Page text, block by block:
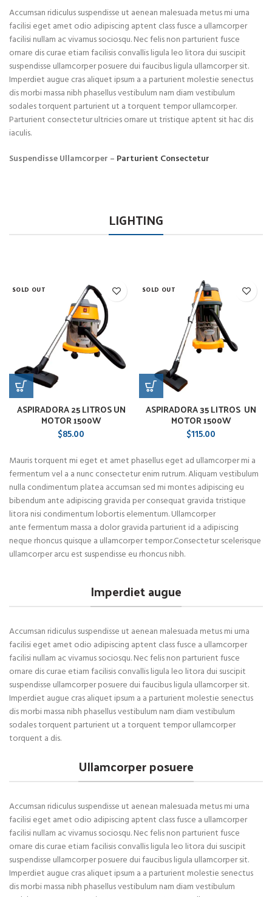
Accumsan ridiculus suspendisse ut aenean malesuada metus mi urna
facilisi eget amet odio adipiscing aptent class fusce a ullamcorper
facilisi nullam ac vivamus sociosqu. Nec felis non parturient fusce
ornare dis curae etiam facilisis convallis ligula leo litora dui suscipit
suspendisse ullamcorper posuere dui faucibus ligula ullamcorper sit.
Imperdiet augue cras aliquet ipsum a a parturient molestie senectus
dis morbi massa nibh phasellus vestibulum nam diam vestibulum
sodales torquent parturient ut a torquent tempor ullamcorper.
Parturient consectetur ultricies ornare ut tristique aptent sit hac dis
iaculis.
Suspendisse Ullamcorper – Parturient Consectetur
LIGHTING
SOLD OUT
ASPIRADORA 25 LITROS UN
MOTOR 1500W
$85.00
SOLD OUT
ASPIRADORA 35 LITROS UN
MOTOR 1500W
$115.00
Mauris torquent mi eget et amet phasellus eget ad ullamcorper mi a
fermentum vel a a nunc consectetur enim rutrum. Aliquam vestibulum
nulla condimentum platea accumsan sed mi montes adipiscing eu
bibendum ante adipiscing gravida per consequat gravida tristique
litora nisi condimentum lobortis elementum. Ullamcorper
ante fermentum massa a dolor gravida parturient id a adipiscing
neque rhoncus quisque a ullamcorper tempor.Consectetur scelerisque
ullamcorper arcu est suspendisse eu rhoncus nibh.
Imperdiet augue
Accumsan ridiculus suspendisse ut aenean malesuada metus mi urna
facilisi eget amet odio adipiscing aptent class fusce a ullamcorper
facilisi nullam ac vivamus sociosqu. Nec felis non parturient fusce
ornare dis curae etiam facilisis convallis ligula leo litora dui suscipit
suspendisse ullamcorper posuere dui faucibus ligula ullamcorper sit.
Imperdiet augue cras aliquet ipsum a a parturient molestie senectus
dis morbi massa nibh phasellus vestibulum nam diam vestibulum
sodales torquent parturient ut a torquent tempor ullamcorper
torquent a dis.
Ullamcorper posuere
Accumsan ridiculus suspendisse ut aenean malesuada metus mi urna
facilisi eget amet odio adipiscing aptent class fusce a ullamcorper
facilisi nullam ac vivamus sociosqu. Nec felis non parturient fusce
ornare dis curae etiam facilisis convallis ligula leo litora dui suscipit
suspendisse ullamcorper posuere dui faucibus ligula ullamcorper sit.
Imperdiet augue cras aliquet ipsum a a parturient molestie senectus
dis morbi massa nibh phasellus vestibulum nam diam vestibulum